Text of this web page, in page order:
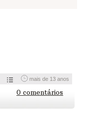
mais de 13 anos
0 comentários